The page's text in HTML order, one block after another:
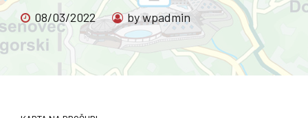
08/03/2022 by wpadmin